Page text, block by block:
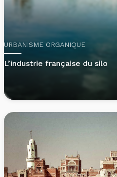
URBANISME ORGANIQUE
L’industrie française du silo